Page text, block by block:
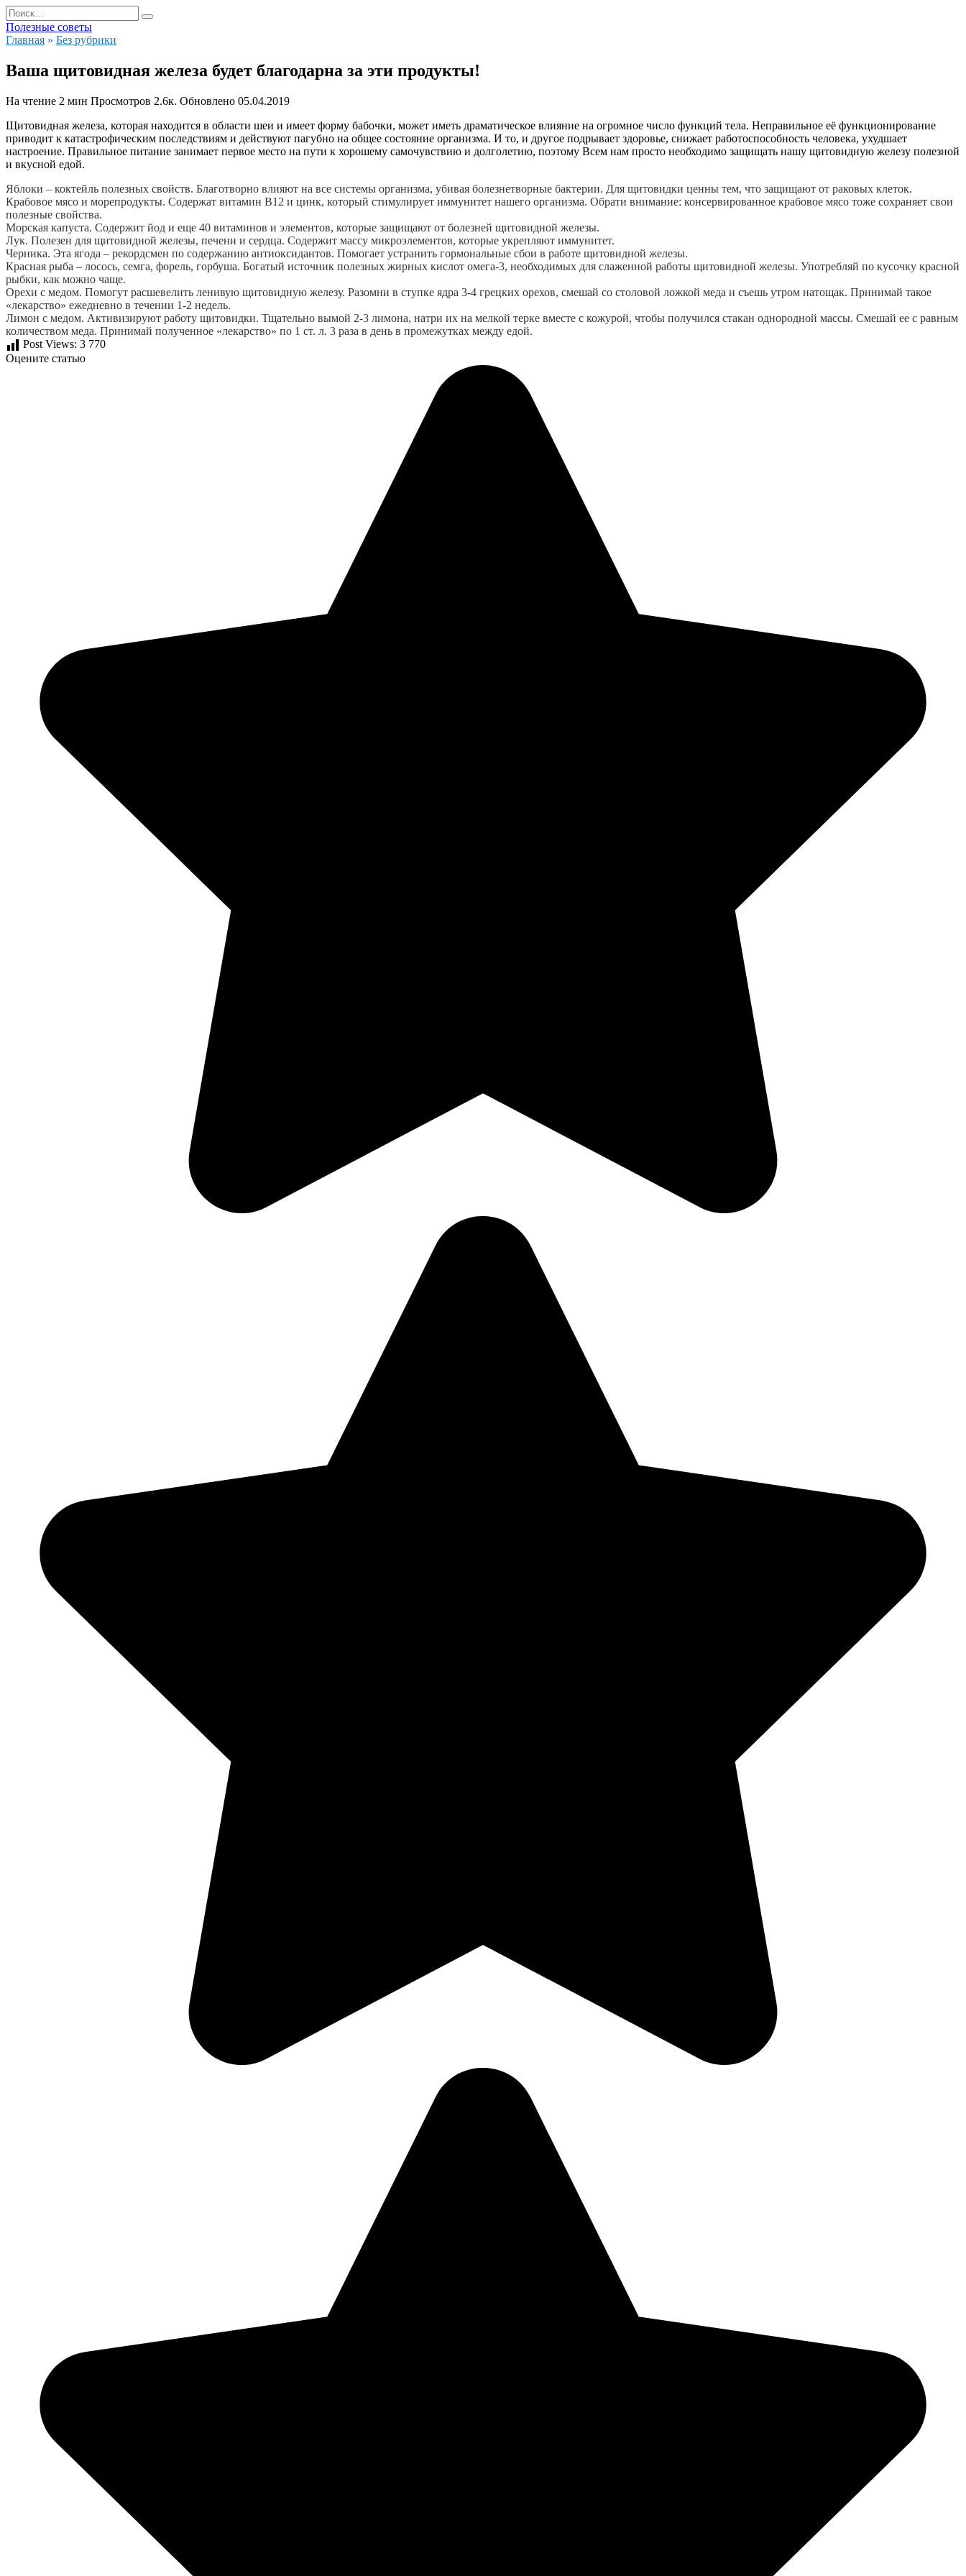
Перейти
к
содержанию
Search
for:
Полезные советы
Главная » Без рубрики
Ваша щитовидная железа будет благодарна за эти продукты!
На чтение 2 мин Просмотров 2.6к. Обновлено 05.04.2019
Щитовидная железа, которая находится в области шеи и имеет форму бабочки, может иметь драматическое влияние на огромное число функций тела. Неправильное её функционирование
приводит к катастрофическим последствиям и действуют пагубно на общее состояние организма. И то, и другое подрывает здоровье, снижает работоспособность человека, ухудшает
настроение. Правильное питание занимает первое место на пути к хорошему самочувствию и долголетию, поэтому Всем нам просто необходимо защищать нашу щитовидную железу полезной
и вкусной едой.
Яблоки – коктейль полезных свойств. Благотворно влияют на все системы организма, убивая болезнетворные бактерии. Для щитовидки ценны тем, что защищают от раковых клеток.
Крабовое мясо и морепродукты. Содержат витамин В12 и цинк, который стимулирует иммунитет нашего организма. Обрати внимание: консервированное крабовое мясо тоже сохраняет свои
полезные свойства.
Морская капуста. Содержит йод и еще 40 витаминов и элементов, которые защищают от болезней щитовидной железы.
Лук. Полезен для щитовидной железы, печени и сердца. Содержит массу микроэлементов, которые укрепляют иммунитет.
Черника. Эта ягода – рекордсмен по содержанию антиоксидантов. Помогает устранить гормональные сбои в работе щитовидной железы.
Красная рыба – лосось, семга, форель, горбуша. Богатый источник полезных жирных кислот омега-3, необходимых для слаженной работы щитовидной железы. Употребляй по кусочку красной
рыбки, как можно чаще.
Орехи с медом. Помогут расшевелить ленивую щитовидную железу. Разомни в ступке ядра 3-4 грецких орехов, смешай со столовой ложкой меда и съешь утром натощак. Принимай такое
«лекарство» ежедневно в течении 1-2 недель.
Лимон с медом. Активизируют работу щитовидки. Тщательно вымой 2-3 лимона, натри их на мелкой терке вместе с кожурой, чтобы получился стакан однородной массы. Смешай ее с равным
количеством меда. Принимай полученное «лекарство» по 1 ст. л. 3 раза в день в промежутках между едой.
Post Views: 3 770
Оцените статью